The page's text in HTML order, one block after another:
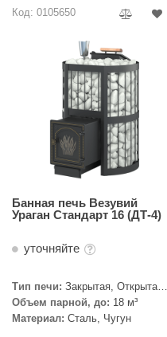
Код: 0105650
Банная печь Везувий
Ураган Стандарт 16 (ДТ-4)
уточняйте
Тип печи: Закрытая, Открытая,
Сетка
Объем парной, до: 18 м³
Материал: Сталь, Чугун